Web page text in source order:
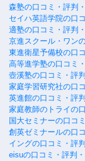
森塾の口コミ・評判
セイハ英語学院の口
適塾の口コミ・評判
京進スクール・ワン
東進衛星予備校の口
高等進学塾の口コミ
壺溪塾の口コミ・評
家庭学習研究社の口
英進館の口コミ・評
家庭教師のトライの
国大セミナーの口コ
創英ゼミナールの口
イングの口コミ・評
eisuの口コミ・評判